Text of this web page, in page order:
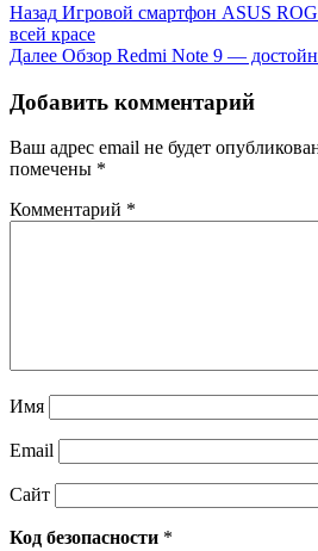
Назад Игровой смартфон ASUS ROG
всей красе
Далее Обзор Redmi Note 9 —
Добавить комментарий
Ваш адрес email не будет
помечены *
Комментарий *
Имя
Email
Сайт
Код безопасности *